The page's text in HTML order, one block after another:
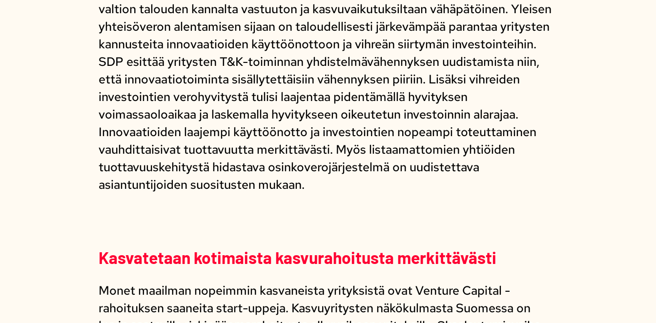
valtion talouden kannalta vastuuton ja kasvuvaikutuksiltaan vähäpätöinen. Yleisen
yhteisöveron alentamisen sijaan on taloudellisesti järkevämpää parantaa yritysten
kannusteita innovaatioiden käyttöönottoon ja vihreän siirtymän investointeihin.
SDP esittää yritysten T&K-toiminnan yhdistelmävähennyksen uudistamista niin,
että innovaatiotoiminta sisällytettäisiin vähennyksen piiriin. Lisäksi vihreiden
investointien verohyvitystä tulisi laajentaa pidentämällä hyvityksen
voimassaoloaikaa ja laskemalla hyvitykseen oikeutetun investoinnin alarajaa.
Innovaatioiden laajempi käyttöönotto ja investointien nopeampi toteuttaminen
vauhdittaisivat tuottavuutta merkittävästi. Myös listaamattomien yhtiöiden
tuottavuuskehitystä hidastava osinkoverojärjestelmä on uudistettava
asiantuntijoiden suositusten mukaan.
Kasvatetaan kotimaista kasvurahoitusta merkittävästi
Monet maailman nopeimmin kasvaneista yrityksistä ovat Venture Capital -
rahoituksen saaneita start-uppeja. Kasvuyritysten näkökulmasta Suomessa on